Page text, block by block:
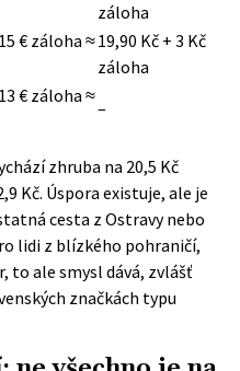
záloha
€ záloha ≈19,90 Kč + 3 Kč
záloha
€ záloha ≈
–
zhruba na 20,5 Kč
Kč. Úspora existuje, ale je
cesta z Ostravy nebo
lidi z blízkého pohraničí,
to ale smysl dává, zvlášť
značkách typu